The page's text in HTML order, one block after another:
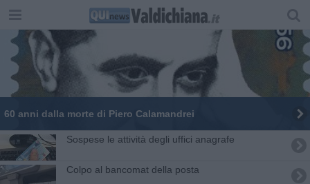
60 anni dalla morte di Piero Calamandrei
Sospese le attività degli uffici anagrafe
Colpo al bancomat della posta